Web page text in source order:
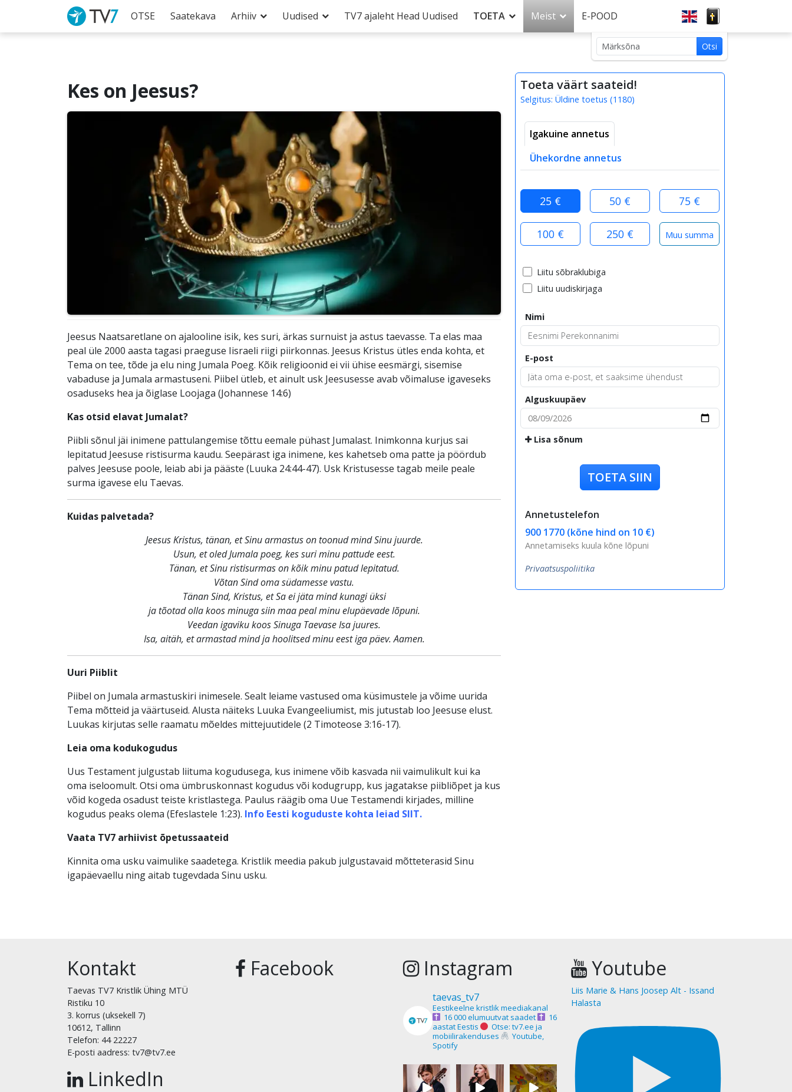
OTSE Saatekava Arhiiv Uudised TV7 ajaleht Head Uudised TOETA Meist E-POOD
Otsi
märksõnaga:
Otsi
Kes on Jeesus?
Jeesus Naatsaretlane on ajalooline isik, kes suri, ärkas surnuist ja astus taevasse. Ta elas maa
peal üle 2000 aasta tagasi praeguse Iisraeli riigi piirkonnas. Jeesus Kristus ütles enda kohta, et
Tema on tee, tõde ja elu ning Jumala Poeg. Kõik religioonid ei vii ühise eesmärgi, sisemise
vabaduse ja Jumala armastuseni. Piibel ütleb, et ainult usk Jeesusesse avab võimaluse igaveseks
osaduseks hea ja õiglase Loojaga (Johannese 14:6)
Kas otsid elavat Jumalat?
Piibli sõnul jäi inimene pattulangemise tõttu eemale pühast Jumalast. Inimkonna kurjus sai
lepitatud Jeesuse ristisurma kaudu. Seepärast iga inimene, kes kahetseb oma patte ja pöördub
palves Jeesuse poole, leiab abi ja pääste (Luuka 24:44-47). Usk Kristusesse tagab meile peale
surma igavese elu Taevas.
Kuidas palvetada?
Jeesus Kristus, tänan, et Sinu armastus on toonud mind Sinu juurde.
Usun, et oled Jumala poeg, kes suri minu pattude eest.
Tänan, et Sinu ristisurmas on kõik minu patud lepitatud.
Võtan Sind oma südamesse vastu.
Tänan Sind, Kristus, et Sa ei jäta mind kunagi üksi
ja tõotad olla koos minuga siin maa peal minu elupäevade lõpuni.
Veedan igaviku koos Sinuga Taevase Isa juures.
Isa, aitäh, et armastad mind ja hoolitsed minu eest iga päev. Aamen.
Uuri Piiblit
Piibel on Jumala armastuskiri inimesele. Sealt leiame vastused oma küsimustele ja võime uurida
Tema mõtteid ja väärtuseid. Alusta näiteks Luuka Evangeeliumist, mis jutustab loo Jeesuse elust.
Luukas kirjutas selle raamatu mõeldes mittejuutidele (2 Timoteose 3:16-17).
Leia oma kodukogudus
Uus Testament julgustab liituma kogudusega, kus inimene võib kasvada nii vaimulikult kui ka
oma iseloomult. Otsi oma ümbruskonnast kogudus või kodugrupp, kus jagatakse piibliõpet ja kus
võid kogeda osadust teiste kristlastega. Paulus räägib oma Uue Testamendi kirjades, milline
kogudus peaks olema (Efeslastele 1:23). Info Eesti koguduste kohta leiad SIIT.
Vaata TV7 arhiivist õpetussaateid
Kinnita oma usku vaimulike saadetega. Kristlik meedia pakub julgustavaid mõtteterasid Sinu
igapäevaellu ning aitab tugevdada Sinu usku.
Toeta väärt saateid!
Selgitus: Üldine toetus (1180)
Igakuine annetus
Ühekordne annetus
25 € 50 € 75 €
100 € 250 €
Liitu sõbraklubiga
Liitu uudiskirjaga
Nimi
E-post
Alguskuupäev
Lisa sõnum
TOETA SIIN
Annetustelefon
900 1770 (kõne hind on 10 €)
Annetamiseks kuula kõne lõpuni
Privaatsuspoliitika
Kontakt
Taevas TV7 Kristlik Ühing MTÜ
Ristiku 10
3. korrus (uksekell 7)
10612, Tallinn
Telefon: 44 22227
E-posti aadress: tv7@tv7.ee
LinkedIn
Facebook Instagram
taevas_tv7
Eestikeelne kristlik meediakanal
16 000 elumuutvat saadet
16
aastat Eestis
Otse: tv7.ee ja
mobiilirakenduses
Youtube,
Spotify
Youtube
Liis Marie & Hans Joosep Alt - Issand
Halasta